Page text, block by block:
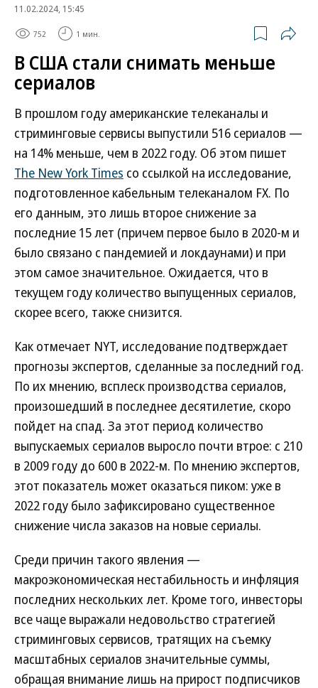
11.02.2024, 15:45
752 1 мин.
В США стали снимать меньше
сериалов
В прошлом году американские телеканалы и
стриминговые сервисы выпустили 516 сериалов —
на 14% меньше, чем в 2022 году. Об этом пишет
The New York Times со ссылкой на исследование,
подготовленное кабельным телеканалом FX. По
его данным, это лишь второе снижение за
последние 15 лет (причем первое было в 2020-м и
было связано с пандемией и локдаунами) и при
этом самое значительное. Ожидается, что в
текущем году количество выпущенных сериалов,
скорее всего, также снизится.
Как отмечает NYT, исследование подтверждает
прогнозы экспертов, сделанные за последний год.
По их мнению, всплеск производства сериалов,
произошедший в последнее десятилетие, скоро
пойдет на спад. За этот период количество
выпускаемых сериалов выросло почти втрое: с 210
в 2009 году до 600 в 2022-м. По мнению экспертов,
этот показатель может оказаться пиком: уже в
2022 году было зафиксировано существенное
снижение числа заказов на новые сериалы.
Среди причин такого явления —
макроэкономическая нестабильность и инфляция
последних нескольких лет. Кроме того, инвесторы
все чаще выражали недовольство стратегией
стриминговых сервисов, тратящих на съемку
масштабных сериалов значительные суммы,
обращая внимание лишь на прирост подписчиков